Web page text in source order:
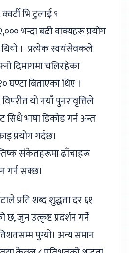
भि टुलाई ९
भन्दा बढी वाक्यहरू प्रयोग
। प्रत्येक स्वयंसेवकले
दिमागमा चलिरहेका
घण्टा बिताएका थिए ।
यो नयाँ पुनरावृत्तिले
भाषा डिकोड गर्न अन्त
प्रयोग गर्दछ।
संकेतहरूमा ढाँचाहरू
गर्न सक्छ।
प्रति शब्द शुद्धता दर ६१
छ, जुन उत्कृष्ट प्रदर्शन गर्ने
पुग्यो। अन्य समान